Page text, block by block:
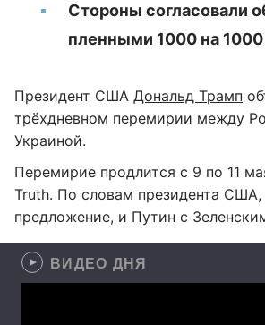
Стороны согласовали
пленными 1000 на 1000
Президент США Дональд Трамп
трёхдневном перемирии между
Украиной.
Перемирие продлится с 9 по 11
Truth. По словам президента США,
предложение, и Путин с
ВИДЕО ДНЯ